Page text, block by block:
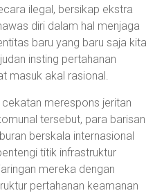
ilegal, bersikap ekstra
diri dalam hal menjaga
baru yang baru saja kita
insting pertahanan
masuk akal rasional.
merespons jeritan
tersebut, para barisan
berskala internasional
titik infrastruktur
mereka dengan
pertahanan keamanan